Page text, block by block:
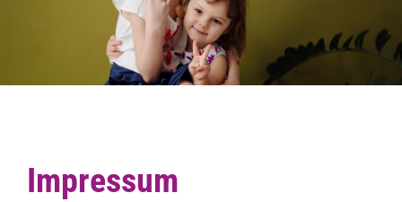
Impressum